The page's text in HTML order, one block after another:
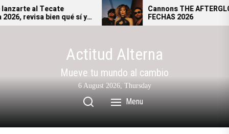
Skip
to
al Tecate
bien qué sí y
al festival.
Cannons THE AFTERGLOW
FECHAS 2026
Actitud Alterna
Mueve tu mundo al cambio
6 August 2026, Thursday
Menu